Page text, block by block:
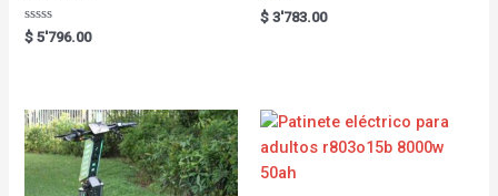
R
a
o
u
t
o
f
$ 5'796.00
R
a
u
t
f
$ 3'783.00